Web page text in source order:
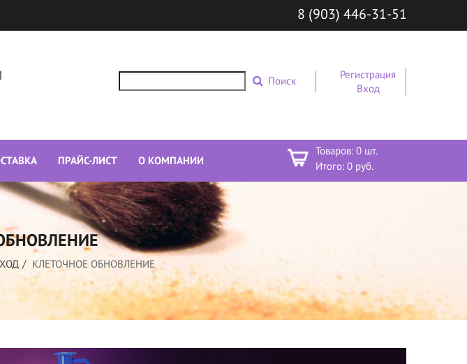
8 (903) 446-31-51
Поиск
Регистрация
Вход
ПРАЙС-ЛИСТ О КОМПАНИИ
Товаров: 0 шт.
Итого: 0 руб.
КЛЕТОЧНОЕ ОБНОВЛЕНИЕ